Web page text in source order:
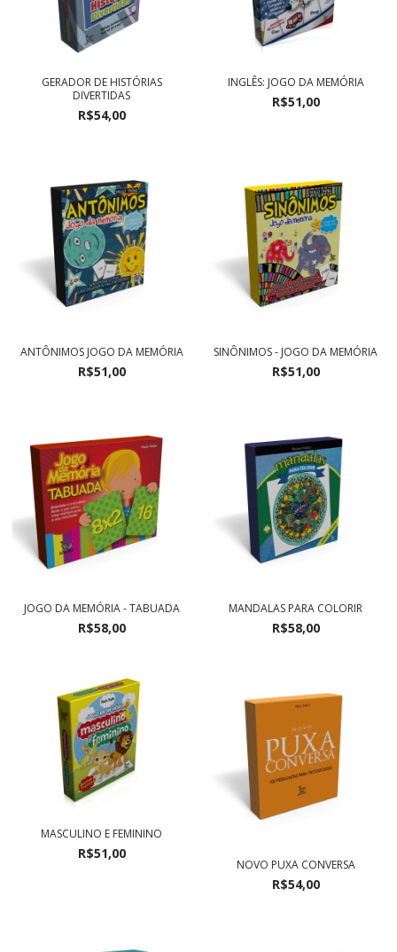
GERADOR DE HISTÓRIAS
DIVERTIDAS
R$54,00
INGLÊS: JOGO DA MEMÓRIA
R$51,00
ANTÔNIMOS JOGO DA MEMÓRIA
R$51,00
SINÔNIMOS - JOGO DA MEMÓRIA
R$51,00
JOGO DA MEMÓRIA - TABUADA
R$58,00
MANDALAS PARA COLORIR
R$58,00
MASCULINO E FEMININO
R$51,00
NOVO PUXA CONVERSA
R$54,00